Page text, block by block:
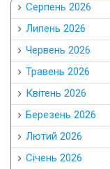
Серпень 2026
Липень 2026
Червень 2026
Травень 2026
Квітень 2026
Березень 2026
Лютий 2026
Січень 2026